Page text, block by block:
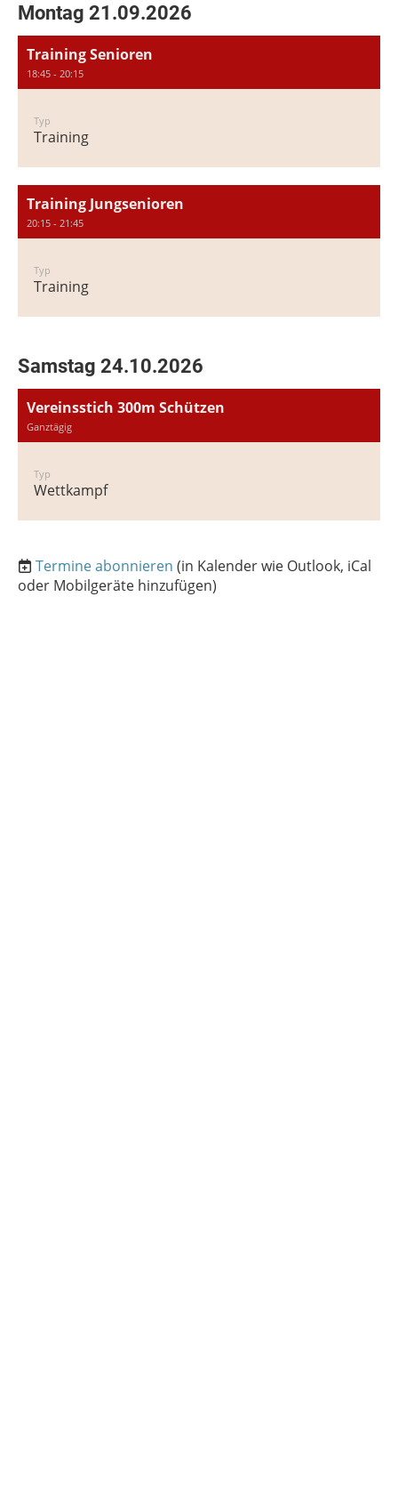
Montag 21.09.2026
Training Senioren
18:45 - 20:15
Typ
Training
Training Jungsenioren
20:15 - 21:45
Typ
Training
Samstag 24.10.2026
Vereinsstich 300m Schützen
Ganztägig
Typ
Wettkampf
Termine abonnieren (in Kalender wie Outlook, iCal
oder Mobilgeräte hinzufügen)